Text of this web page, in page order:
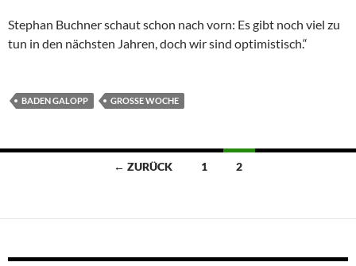
Stephan Buchner schaut schon nach vorn: Es gibt noch viel zu
tun in den nächsten Jahren, doch wir sind optimistisch.“
BADEN GALOPP GROSSE WOCHE
Beitragsnavigation
← ZURÜCK 1 2